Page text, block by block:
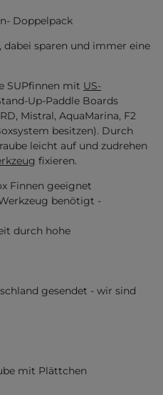
Doppelpack
sparen und immer eine
SUPfinnen mit US-
Up-Paddle Boards
Mistral, AquaMarina, F2
besitzen). Durch
leicht auf und zudrehen
fixieren.
Finnen geeignet
benötigt -
durch hohe
gesendet - wir sind
mit Plättchen